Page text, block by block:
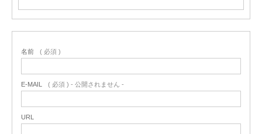
名前 ( 必須 )
E-MAIL ( 必須 ) - 公開されません -
URL